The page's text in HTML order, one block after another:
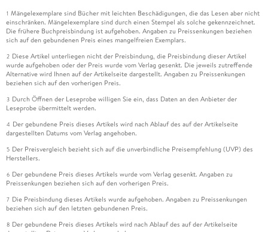
1 Mängelexemplare sind Bücher mit leichten Beschädigungen, die das Lesen aber nicht
einschränken. Mängelexemplare sind durch einen Stempel als solche gekennzeichnet.
Die frühere Buchpreisbindung ist aufgehoben. Angaben zu Preissenkungen beziehen
sich auf den gebundenen Preis eines mangelfreien Exemplars.
2 Diese Artikel unterliegen nicht der Preisbindung, die Preisbindung dieser Artikel
wurde aufgehoben oder der Preis wurde vom Verlag gesenkt. Die jeweils zutreffende
Alternative wird Ihnen auf der Artikelseite dargestellt. Angaben zu Preissenkungen
beziehen sich auf den vorherigen Preis.
3 Durch Öffnen der Leseprobe willigen Sie ein, dass Daten an den Anbieter der
Leseprobe übermittelt werden.
4 Der gebundene Preis dieses Artikels wird nach Ablauf des auf der Artikelseite
dargestellten Datums vom Verlag angehoben.
5 Der Preisvergleich bezieht sich auf die unverbindliche Preisempfehlung (UVP) des
Herstellers.
6 Der gebundene Preis dieses Artikels wurde vom Verlag gesenkt. Angaben zu
Preissenkungen beziehen sich auf den vorherigen Preis.
7 Die Preisbindung dieses Artikels wurde aufgehoben. Angaben zu Preissenkungen
beziehen sich auf den letzten gebundenen Preis.
8 Der gebundene Preis dieses Artikels wird nach Ablauf des auf der Artikelseite